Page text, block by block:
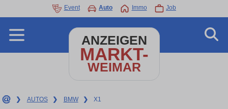
Event Auto Immo Job
ANZEIGEN
MARKT-
WEIMAR
❯ AUTOS ❯ BMW ❯ X1